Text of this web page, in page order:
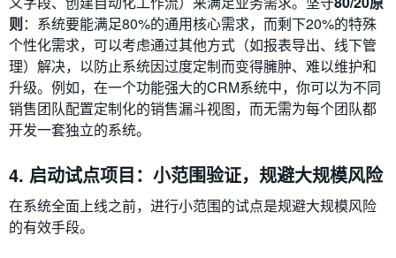
则：系统要能满足80%的通用核心需求，而剩下20%的特殊
个性化需求，可以考虑通过其他方式（如报表导出、线下管
理）解决，以防止系统因过度定制而变得臃肿、难以维护和
升级。例如，在一个功能强大的CRM系统中，你可以为不同
销售团队配置定制化的销售漏斗视图，而无需为每个团队都
开发一套独立的系统。
4. 启动试点项目：小范围验证，规避大规模风险
在系统全面上线之前，进行小范围的试点是规避大规模风险
的有效手段。